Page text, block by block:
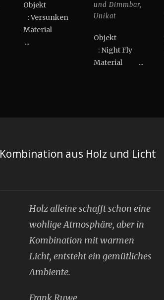
Objekt
: Versunken
Material
...
und Dimmbar,
Unikat
Objekt
: Night Fly
Material ...
Kombination aus Holz und Licht
Holz alleine schafft schon eine
wohlige Atmosphäre, aber in
Kombination mit warmen
Licht, entsteht ein gemütliches
Ambiente.